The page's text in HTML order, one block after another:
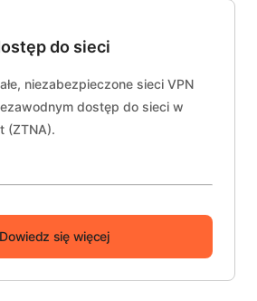
do sieci
niezabezpieczone sieci VPN
dostęp do sieci w
(ZTNA).
Dowiedz się więcej